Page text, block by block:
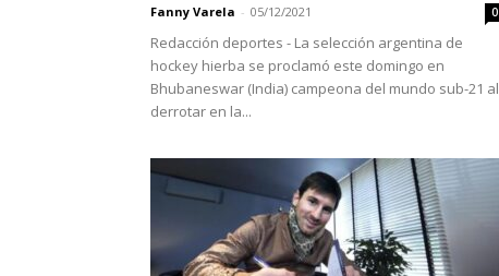
Fanny Varela - 05/12/2021 0
Redacción deportes - La selección argentina de
hockey hierba se proclamó este domingo en
Bhubaneswar (India) campeona del mundo sub-21 al
derrotar en la...